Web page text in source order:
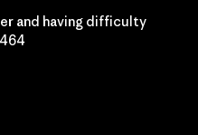
and having difficulty